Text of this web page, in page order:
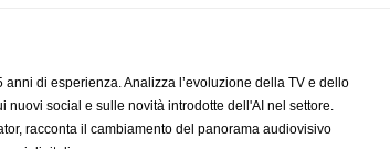
di esperienza. Analizza l’evoluzione della TV e dello
nuovi social e sulle novità introdotte dell'AI nel settore.
racconta il cambiamento del panorama audiovisivo